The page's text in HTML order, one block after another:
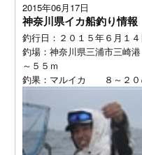
2015年06月17日
神奈川県イカ船釣り情報
釣行日：２０１５年６月１４
釣場：神奈川県三浦市三
～５５ｍ
釣果：マルイカ ８～２